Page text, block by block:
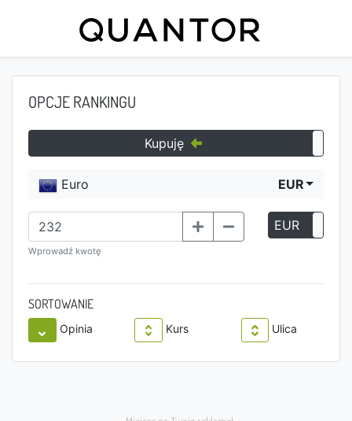
OPCJE RANKINGU
Kupuję
Euro EUR
Wprowadź kwotę
EUR
SORTOWANIE
Opinia Kurs Ulica